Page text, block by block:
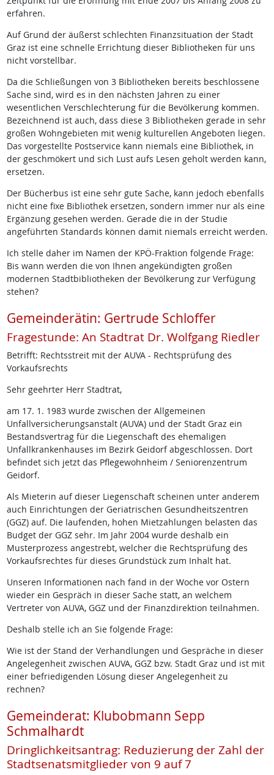
erfahren.
Auf Grund der äußerst schlechten Finanzsituation der Stadt
Graz ist eine schnelle Errichtung dieser Bibliotheken für uns
nicht vorstellbar.
Da die Schließungen von 3 Bibliotheken bereits beschlossene
Sache sind, wird es in den nächsten Jahren zu einer
wesentlichen Verschlechterung für die Bevölkerung kommen.
Bezeichnend ist auch, dass diese 3 Bibliotheken gerade in sehr
großen Wohngebieten mit wenig kulturellen Angeboten liegen.
Das vorgestellte Postservice kann niemals eine Bibliothek, in
der geschmökert und sich Lust aufs Lesen geholt werden kann,
ersetzen.
Der Bücherbus ist eine sehr gute Sache, kann jedoch ebenfalls
nicht eine fixe Bibliothek ersetzen, sondern immer nur als eine
Ergänzung gesehen werden. Gerade die in der Studie
angeführten Standards können damit niemals erreicht werden.
Ich stelle daher im Namen der KPÖ-Fraktion folgende Frage:
Bis wann werden die von Ihnen angekündigten großen
modernen Stadtbibliotheken der Bevölkerung zur Verfügung
stehen?
Gemeinderätin: Gertrude Schloffer
Fragestunde: An Stadtrat Dr. Wolfgang Riedler
Betrifft: Rechtsstreit mit der AUVA - Rechtsprüfung des
Vorkaufsrechts
Sehr geehrter Herr Stadtrat,
am 17. 1. 1983 wurde zwischen der Allgemeinen
Unfallversicherungsanstalt (AUVA) und der Stadt Graz ein
Bestandsvertrag für die Liegenschaft des ehemaligen
Unfallkrankenhauses im Bezirk Geidorf abgeschlossen. Dort
befindet sich jetzt das Pflegewohnheim / Seniorenzentrum
Geidorf.
Als Mieterin auf dieser Liegenschaft scheinen unter anderem
auch Einrichtungen der Geriatrischen Gesundheitszentren
(GGZ) auf. Die laufenden, hohen Mietzahlungen belasten das
Budget der GGZ sehr. Im Jahr 2004 wurde deshalb ein
Musterprozess angestrebt, welcher die Rechtsprüfung des
Vorkaufsrechtes für dieses Grundstück zum Inhalt hat.
Unseren Informationen nach fand in der Woche vor Ostern
wieder ein Gespräch in dieser Sache statt, an welchem
Vertreter von AUVA, GGZ und der Finanzdirektion teilnahmen.
Deshalb stelle ich an Sie folgende Frage:
Wie ist der Stand der Verhandlungen und Gespräche in dieser
Angelegenheit zwischen AUVA, GGZ bzw. Stadt Graz und ist mit
einer befriedigenden Lösung dieser Angelegenheit zu
rechnen?
Gemeinderat: Klubobmann Sepp
Schmalhardt
Dringlichkeitsantrag: Reduzierung der Zahl der
Stadtsenatsmitglieder von 9 auf 7